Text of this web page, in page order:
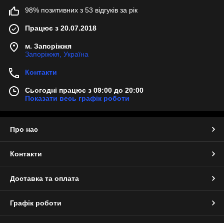
98% позитивних з 53 відгуків за рік
Працює з 20.07.2018
м. Запоріжжя
Запоріжжя, Україна
Контакти
Сьогодні працює з 09:00 до 20:00
Показати весь графік роботи
Про нас
Контакти
Доставка та оплата
Графік роботи